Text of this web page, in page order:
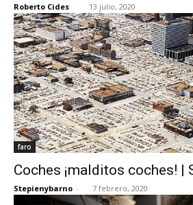
Roberto Cides - 13 julio, 2020
faro
Coches ¡malditos coches! |
Stepienybarno - 7 febrero, 2020